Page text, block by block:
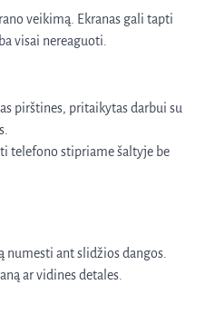
veikimą. Ekranas gali tapti
visai nereaguoti.
pirštines, pritaikytas darbui su
telefono stipriame šaltyje be
ant slidžios dangos.
ar vidines detales.